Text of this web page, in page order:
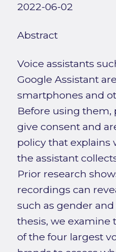
2022-06-02
Abstract
Voice assistants
Google Assistant
smartphones and
Before using them,
give consent and
policy that explains
the assistant
Prior research
recordings can
such as gender
thesis, we examine
of the four largest